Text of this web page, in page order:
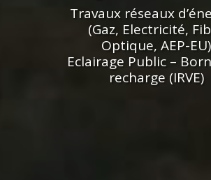
Travaux réseaux
(Gaz, Electricité,
Optique, AEP-EU)
Eclairage Public –
recharge (IRVE)